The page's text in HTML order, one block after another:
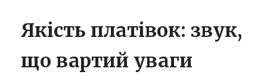
Якість платівок: звук,
що вартий уваги